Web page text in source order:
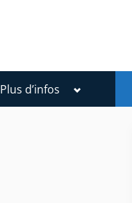
Plus d’infos Toggle
menu